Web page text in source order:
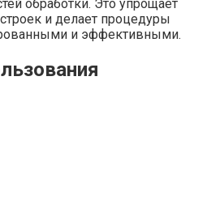
обработки. Это упрощает
и делает процедуры
и эффективными.